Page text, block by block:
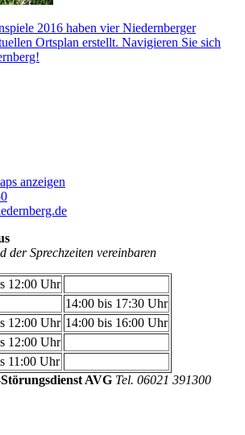
2016 haben vier Niedernberger
Ortsplan erstellt. Navigieren Sie sich
anzeigen
der Sprechzeiten vereinbaren
12:00 Uhr
14:00 bis 17:30 Uhr
12:00 Uhr 14:00 bis 16:00 Uhr
12:00 Uhr
11:00 Uhr
AVG Tel. 06021 391300